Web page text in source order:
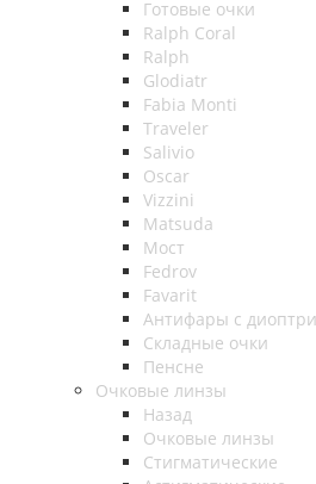
Готовые очки
Ralph Coral
Ralph
Glodiatr
Fabia Monti
Traveler
Salivio
Oscar
Vizzini
Matsuda
Мост
Fedrov
Favarit
Антифары с
Складные очки
Пенсне
Очковые линзы
Назад
Очковые линзы
Стигматические